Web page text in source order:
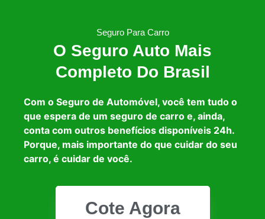
Seguro Para Carro
O Seguro Auto Mais
Completo Do Brasil
Com o Seguro de Automóvel, você tem tudo o
que espera de um seguro de carro e, ainda,
conta com outros benefícios disponíveis 24h.
Porque, mais importante do que cuidar do seu
carro, é cuidar de você.
Cote Agora